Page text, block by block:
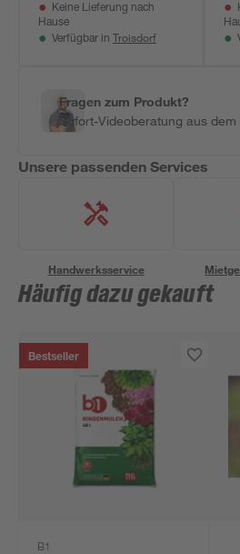
Keine Lieferung nach
Hause
Verfügbar in Troisdorf
Fragen zum Produkt?
Sofort-Videoberatung aus
Unsere passenden Services
Handwerksservice
Häufig dazu gekauft
Bestseller
B1